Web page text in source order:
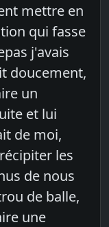
mettre en
qui fasse
j'avais
doucement,
un
et lui
de moi,
les
de nous
de balle,
une